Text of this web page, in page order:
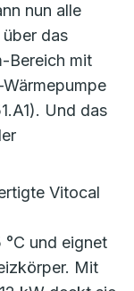
nun alle
das
Bereich mit
Und das
Vitocal
und eignet
Mit